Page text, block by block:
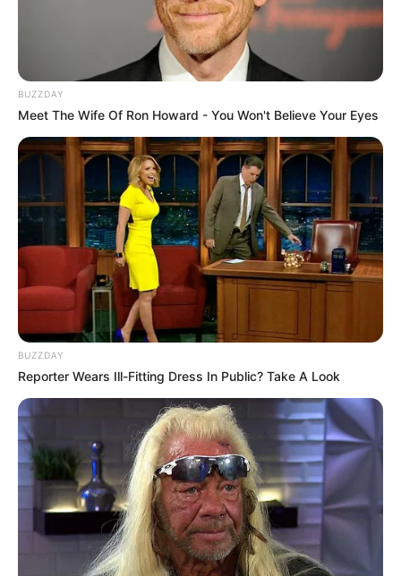
Fatya Biya
fans love
VOTE
Tanggal Lahir:
10 Agustus1992
Tempat Lahir:
Jakarta,Indonesia
Umur:
33 Tahun
Profesi:
Beauty Vlogger,MUA ,
Edit
Fatya Biya adalah beauty vlogger, MUA dan YouTuber yang
berasal dari Jakarta, Indonesia.
Ia dikenal membuat konten-konten yang berhubungan dengan
BUZZDAY
Meet The Wife Of Ron Howard - You Won't Believe Your Eyes
BUZZDAY
Reporter Wears Ill-Fitting Dress In Public? Take A Look